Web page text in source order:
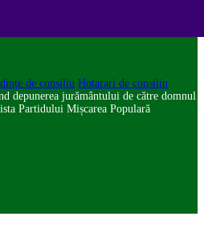
de consiliu Hotarari de consiliu
depunerea jurământului de către domnul
Partidului Mișcarea Populară